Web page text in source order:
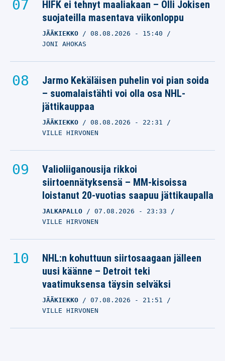
HIFK ei tehnyt maaliakaan – Olli Jokisen
suojateilla masentava viikonloppu
JÄÄKIEKKO 08.08.2026 - 15:40
JONI AHOKAS
Jarmo Kekäläisen puhelin voi pian soida
– suomalaistähti voi olla osa NHL-
jättikauppaa
JÄÄKIEKKO 08.08.2026 - 22:31
VILLE HIRVONEN
Valioliiganousija rikkoi
siirtoennätyksensä – MM-kisoissa
loistanut 20-vuotias saapuu jättikaupalla
JALKAPALLO 07.08.2026 - 23:33
VILLE HIRVONEN
NHL:n kohuttuun siirtosaagaan jälleen
uusi käänne – Detroit teki
vaatimuksensa täysin selväksi
JÄÄKIEKKO 07.08.2026 - 21:51
VILLE HIRVONEN